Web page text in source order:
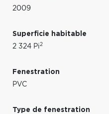
2009
Superficie habitable
2 324 Pi2
Fenestration
PVC
Type de fenestration